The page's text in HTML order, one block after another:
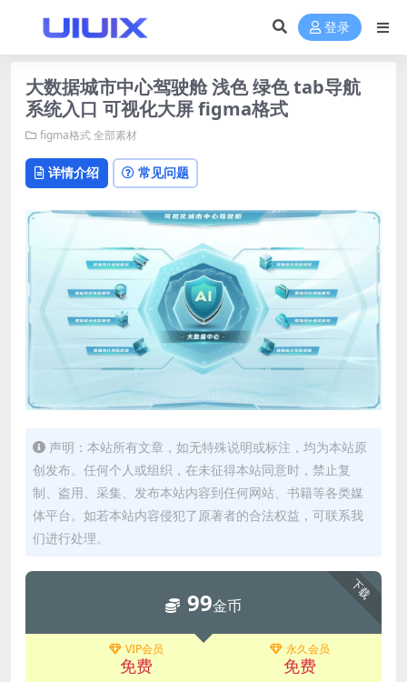
登录
大数据城市中心驾驶舱 浅色 绿色 tab导航
系统入口 可视化大屏 figma格式
figma格式全部素材
详情介绍 常见问题
声明：本站所有文章，如无特殊说明或标注，均为本站原
创发布。任何个人或组织，在未征得本站同意时，禁止复
制、盗用、采集、发布本站内容到任何网站、书籍等各类媒
体平台。如若本站内容侵犯了原著者的合法权益，可联系我
们进行处理。
下载
99金币
VIP会员
免费
永久会员
免费